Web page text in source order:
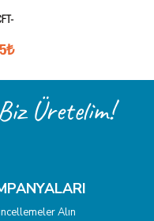
Üretelim!
Alın